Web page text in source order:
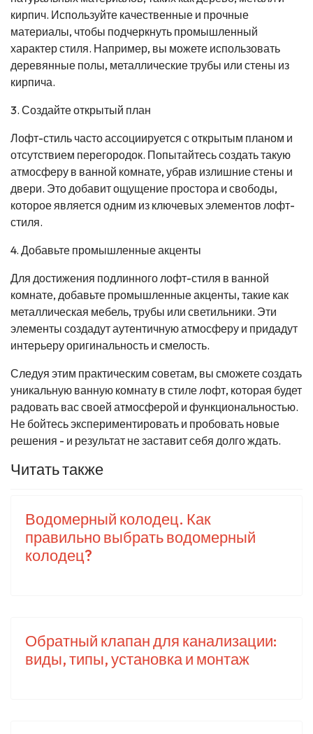
кирпич. Используйте качественные и прочные
материалы, чтобы подчеркнуть промышленный
характер стиля. Например, вы можете использовать
деревянные полы, металлические трубы или стены из
кирпича.
3. Создайте открытый план
Лофт-стиль часто ассоциируется с открытым планом и
отсутствием перегородок. Попытайтесь создать такую
атмосферу в ванной комнате, убрав излишние стены и
двери. Это добавит ощущение простора и свободы,
которое является одним из ключевых элементов лофт-
стиля.
4. Добавьте промышленные акценты
Для достижения подлинного лофт-стиля в ванной
комнате, добавьте промышленные акценты, такие как
металлическая мебель, трубы или светильники. Эти
элементы создадут аутентичную атмосферу и придадут
интерьеру оригинальность и смелость.
Следуя этим практическим советам, вы сможете создать
уникальную ванную комнату в стиле лофт, которая будет
радовать вас своей атмосферой и функциональностью.
Не бойтесь экспериментировать и пробовать новые
решения - и результат не заставит себя долго ждать.
Читать также
Водомерный колодец. Как
правильно выбрать водомерный
колодец?
Обратный клапан для канализации:
виды, типы, установка и монтаж